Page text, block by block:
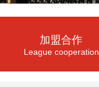
加盟合作
League cooperation